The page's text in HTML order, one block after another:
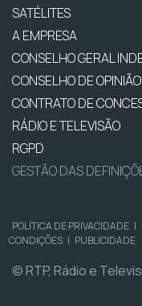
SATÉLITES
A EMPRESA
CONSELHO GERAL
CONSELHO DE OPINIÃO
CONTRATO DE
RÁDIO E TELEVISÃO
RGPD
GESTÃO DAS
POLÍTICA DE PRIVACIDADE |
CONDIÇÕES | PUBLICIDADE
© RTP, Rádio e